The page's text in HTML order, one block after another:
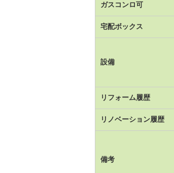
ガスコンロ可
宅配ボックス
設備
リフォーム履歴
リノベーション履歴
備考